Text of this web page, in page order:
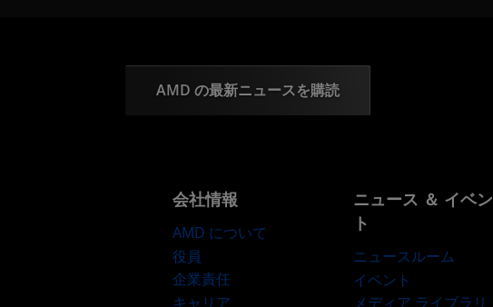
AMD の最新ニュースを購読
会社情報
AMD について
役員
企業責任
キャリア
ニュース ＆ イベン
ト
ニュースルーム
イベント
メディア ライブラリ